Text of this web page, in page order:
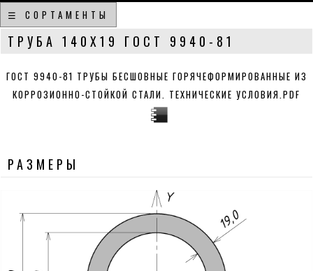
☰ СОРТАМЕНТЫ
ТРУБА 140Х19 ГОСТ 9940-81
ГОСТ 9940-81 ТРУБЫ БЕСШОВНЫЕ ГОРЯЧЕФОРМИРОВАННЫЕ ИЗ
КОРРОЗИОННО-СТОЙКОЙ СТАЛИ. ТЕХНИЧЕСКИЕ УСЛОВИЯ.PDF
РАЗМЕРЫ